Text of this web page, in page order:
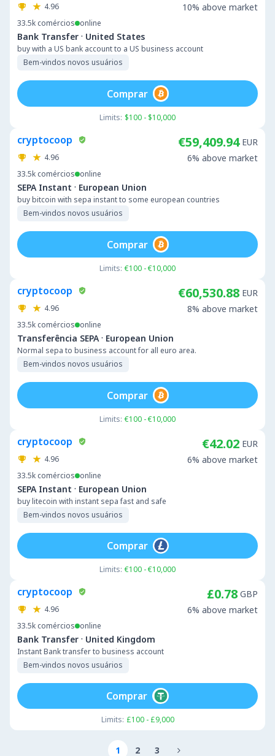
4.96
33.5k comércios online
Bank Transfer · United States
buy with a US bank account to a US business account
Bem-vindos novos usuários
10% above market
Limits: $100 - $10,000
Comprar
cryptocoop
4.96
33.5k comércios online
SEPA Instant · European Union
buy bitcoin with sepa instant to some european countries
Bem-vindos novos usuários
€59,409.94 EUR
6% above market
Limits: €100 - €10,000
Comprar
cryptocoop
4.96
33.5k comércios online
Transferência SEPA · European Union
Normal sepa to business account for all euro area.
Bem-vindos novos usuários
€60,530.88 EUR
8% above market
Limits: €100 - €10,000
Comprar
cryptocoop
4.96
33.5k comércios online
SEPA Instant · European Union
buy litecoin with instant sepa fast and safe
Bem-vindos novos usuários
€42.02 EUR
6% above market
Limits: €100 - €10,000
Comprar
cryptocoop
4.96
33.5k comércios online
Bank Transfer · United Kingdom
Instant Bank transfer to business account
Bem-vindos novos usuários
£0.78 GBP
6% above market
Limits: £100 - £9,000
Comprar
1 2 3 